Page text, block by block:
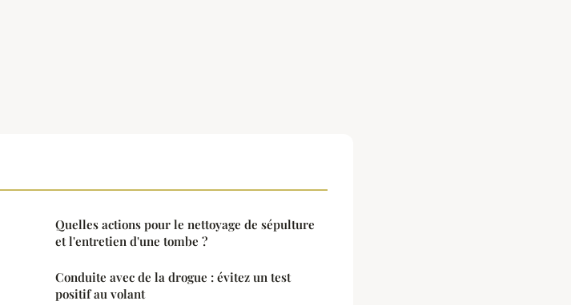
Quelles actions pour le nettoyage de sépulture
et l'entretien d'une tombe ?
Conduite avec de la drogue : évitez un test
positif au volant